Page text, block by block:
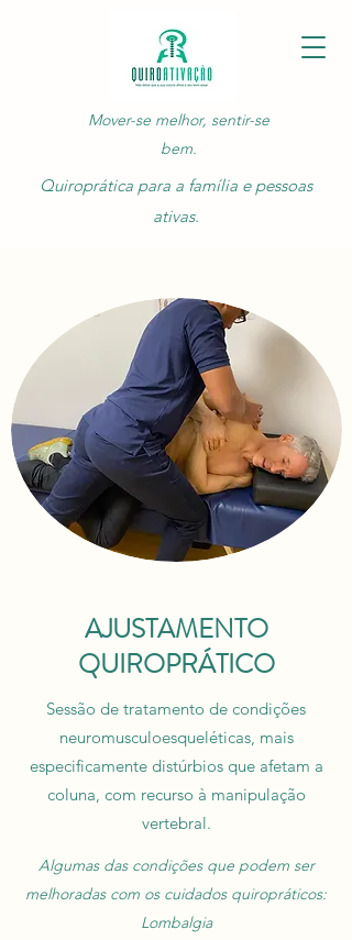
Mover-se melhor, sentir-se
bem.
Quiroprática para a família e pessoas
ativas.
AJUSTAMENTO
QUIROPRÁTICO
Sessão de tratamento de condições
neuromusculoesqueléticas, mais
especificamente distúrbios que afetam a
coluna, com recurso à manipulação
vertebral.
Algumas das condições que podem ser
melhoradas com os cuidados quiropráticos:
Lombalgia